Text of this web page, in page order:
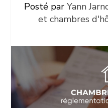
Posté par Yann
et chambres